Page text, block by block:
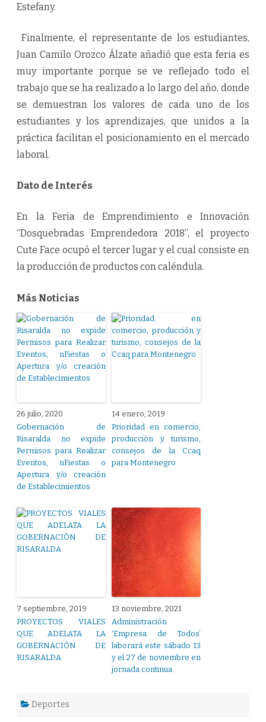
Estefany.
Finalmente, el representante de los estudiantes,
Juan Camilo Orozco Álzate añadió que esta feria es
muy importante porque se ve reflejado todo el
trabajo que se ha realizado a lo largo del año, donde
se demuestran los valores de cada uno de los
estudiantes y los aprendizajes, que unidos a la
práctica facilitan el posicionamiento en el mercado
laboral.
Dato de Interés
En la Feria de Emprendimiento e Innovación
“Dosquebradas Emprendedora 2018”, el proyecto
Cute Face ocupó el tercer lugar y el cual consiste en
la producción de productos con caléndula.
Más Noticias
26 julio, 2020
Gobernación de
Risaralda no expide
Permisos para Realizar
Eventos, nFiestas o
Apertura y/o creación
de Establecimientos
14 enero, 2019
Prioridad en comercio,
producción y turismo,
consejos de la Ccaq
para Montenegro
7 septiembre, 2019
PROYECTOS VIALES
QUE ADELATA LA
GOBERNACIÓN DE
RISARALDA
13 noviembre, 2021
Administración
‘Empresa de Todos’
laborará este sábado 13
y el 27 de noviembre en
jornada continua.
Deportes